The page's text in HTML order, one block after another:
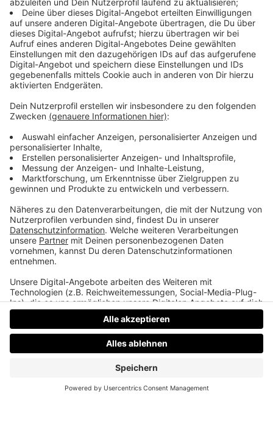
Der Potenzial-Check dauert vier Minuten. Danach
hast du einen Report mit einer Zahl und fünf
Bereichen — und siehst, wo bei euch draußen nichts
ankommt. Kein Verkaufsgespräch.
→teddy.click/podsignal
Wenn du lieber direkt redest: fünfzehn Minuten, kein
Pitch.teddy.click/termin
Daniel Friesenecker baut Unternehmern ihr
eigenes Medium. Podcast, Video, Strategie. Studio:
TeddyLab, Linz.
LinkedIn:linkedin.com/in/friesenecker
Folge abonnieren:Apple·Spotify·YouTube·alle
Plattformen und RSS